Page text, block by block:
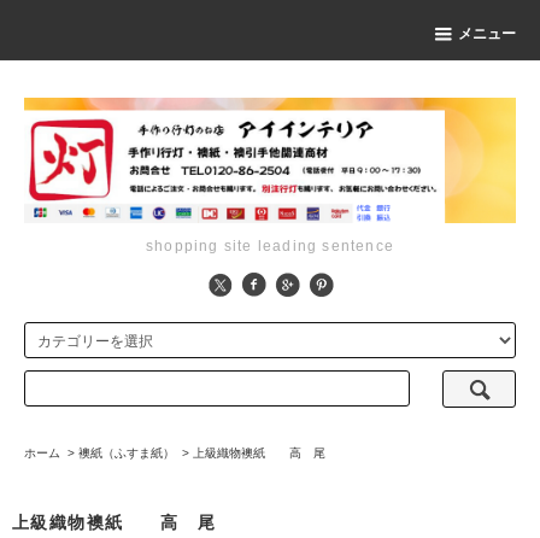
メニュー
shopping site leading sentence
ホーム > 襖紙（ふすま紙） > 上級織物襖紙 高 尾
上級織物襖紙 高 尾